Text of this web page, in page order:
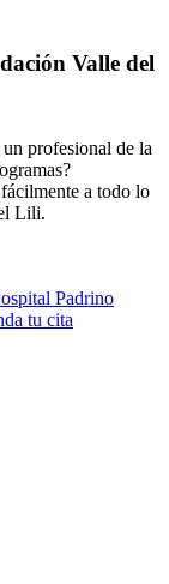
Valle del
profesional de la
a todo lo
Lili.
Padrino
tu cita